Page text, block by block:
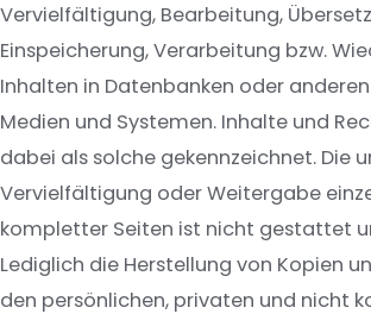
Vervielfältigung, Bearbeitung,
Einspeicherung, Verarbeitung bzw.
Inhalten in Datenbanken oder
Medien und Systemen. Inhalte und
dabei als solche gekennzeichnet. Die
Vervielfältigung oder Weitergabe
kompletter Seiten ist nicht gestattet
Lediglich die Herstellung von Kopien
den persönlichen, privaten und nicht